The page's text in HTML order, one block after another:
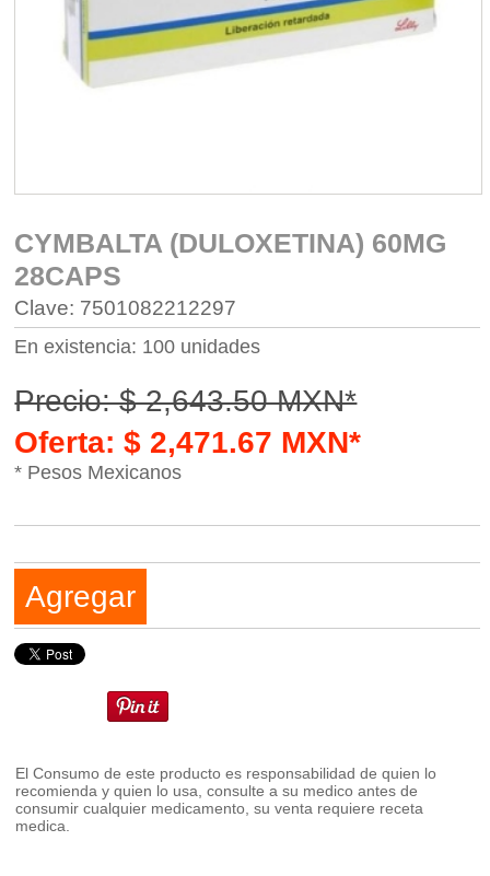
CYMBALTA (DULOXETINA) 60MG
28CAPS
Clave: 7501082212297
En existencia: 100 unidades
Precio: $ 2,643.50 MXN*
Oferta: $ 2,471.67 MXN*
* Pesos Mexicanos
Agregar
El Consumo de este producto es responsabilidad de quien lo
recomienda y quien lo usa, consulte a su medico antes de
consumir cualquier medicamento, su venta requiere receta
medica.